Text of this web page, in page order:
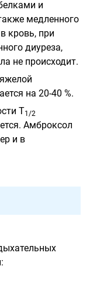
и
медленного
кровь, при
диуреза,
не происходит.
на 20-40 %.
Т1/2
Амброксол
и в